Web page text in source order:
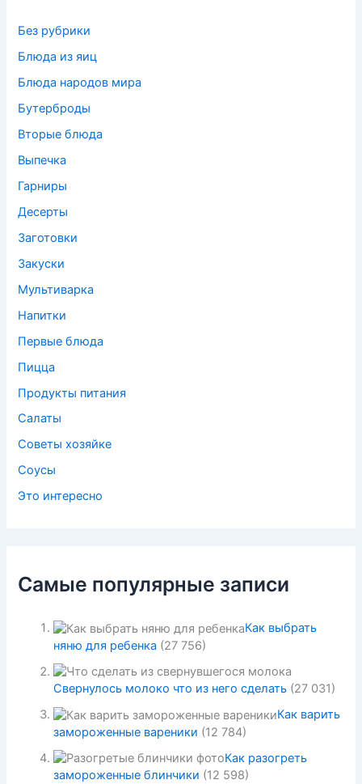
Без рубрики
Блюда из яиц
Блюда народов мира
Бутерброды
Вторые блюда
Выпечка
Гарниры
Десерты
Заготовки
Закуски
Мультиварка
Напитки
Первые блюда
Пицца
Продукты питания
Салаты
Советы хозяйке
Соусы
Это интересно
Самые популярные записи
Как выбрать
няню для ребенка (27 756)
Свернулось молоко что из него сделать (27 031)
Как варить
замороженные вареники (12 784)
Как разогреть
замороженные блинчики (12 598)